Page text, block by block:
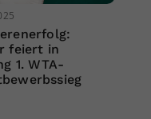
feiert in
1. WTA-